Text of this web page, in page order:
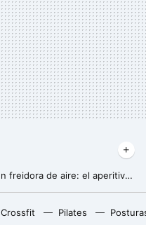
Calabacín rebozado y crujiente en freidora de aire: el aperitivo más sano que se prepara en 10 minutos
Crossfit Pilates